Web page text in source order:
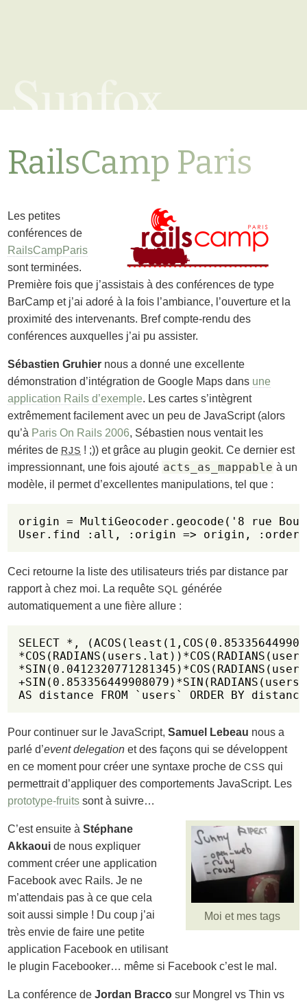
Sunfox
RailsCamp Paris
Les petites
conférences de
RailsCampParis
sont terminées.
Première fois que j’assistais à des conférences de type
BarCamp et j’ai adoré à la fois l’ambiance, l’ouverture et la
proximité des intervenants. Bref compte-rendu des
conférences auxquelles j’ai pu assister.
Sébastien Gruhier nous a donné une excellente
démonstration d’intégration de Google Maps dans une
application Rails d’exemple. Les cartes s’intègrent
extrêmement facilement avec un peu de JavaScript (alors
qu’à Paris On Rails 2006, Sébastien nous ventait les
mérites de RJS ! ;)) et grâce au plugin geokit. Ce dernier est
impressionnant, une fois ajouté acts_as_mappable à un
modèle, il permet d’excellentes manipulations, tel que :
origin = MultiGeocoder.geocode('8 rue
User.find :all, :origin => origin, :order
Ceci retourne la liste des utilisateurs triés par distance par
rapport à chez moi. La requêteSQL
générée
automatiquement a une fière allure :
SELECT *,
AS distance FROM `users` ORDER BY distance
Pour continuer sur le JavaScript,Samuel Lebeau nous a
parlé d’event delegation et des façons qui se développent
en ce moment pour créer une syntaxe proche deCSS qui
permettrait d’appliquer des comportements JavaScript. Les
prototype-fruits sont à suivre…
Moi et mes tags
C’est ensuite àStéphane
Akkaoui de nous expliquer
comment créer une application
Facebook avec Rails. Je ne
m’attendais pas à ce que cela
soit aussi simple ! Du coup j’ai
très envie de faire une petite
application Facebook en utilisant
le plugin Facebooker… même si Facebook c’est le mal.
La conférence deJordan Bracco sur Mongrel vs Thin vs